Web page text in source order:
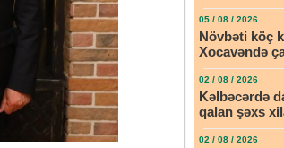
05 / 08 / 2026
Növbəti köç
Xocavəndə
02 / 08 / 2026
Kəlbəcərdə
qalan şəxs
02 / 08 / 2026